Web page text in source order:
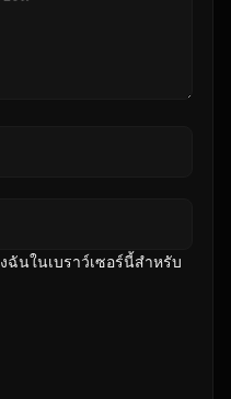
ฉันในเบราว์เซอร์นี้สําหรับ